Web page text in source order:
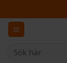
to
content
Sök